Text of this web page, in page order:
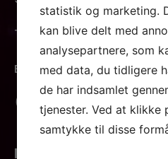
Tlf. +45 98 12 21 89
Email:
Besøg vores
INFO
statistik og marketing.
kan blive delt med
analysepartnere, som
med data, du tidligere
de har indsamlet
tjenester. Ved at klikke
samtykke til disse